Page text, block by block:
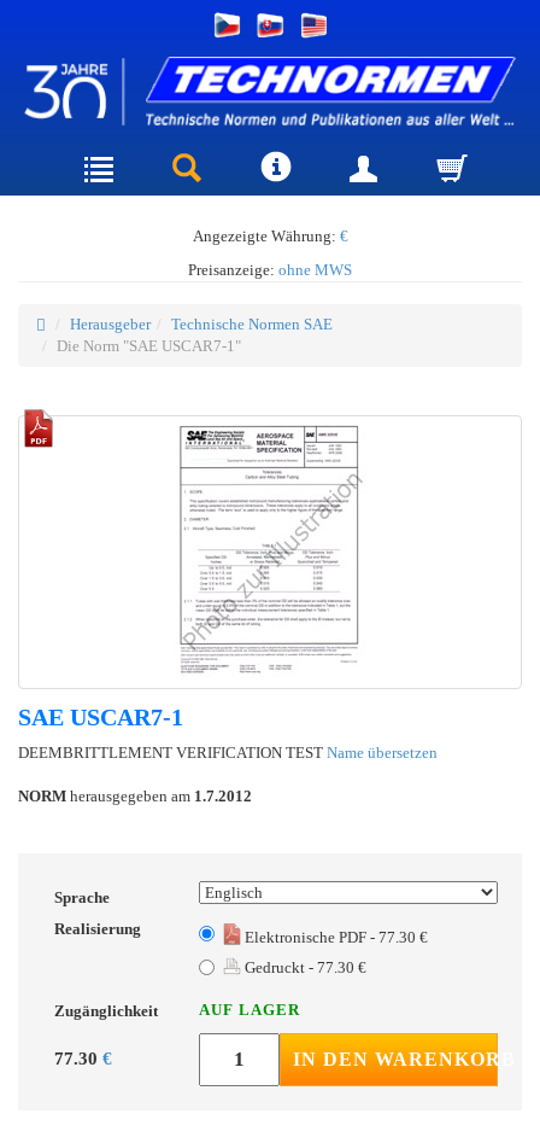
Angezeigte Währung: €
Preisanzeige: ohne MWS
Herausgeber
Technische Normen SAE
Die Norm "SAE USCAR7-1"
SAE USCAR7-1
DEEMBRITTLEMENT VERIFICATION TEST Name übersetzen
NORM herausgegeben am 1.7.2012
Sprache
Realisierung
Elektronische PDF - 77.30 €
Gedruckt - 77.30 €
Zugänglichkeit AUF LAGER
77.30 € IN DEN WARENKORB